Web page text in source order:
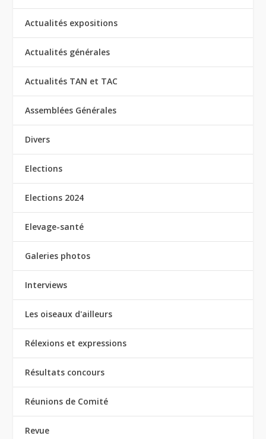
Actualités expositions
Actualités générales
Actualités TAN et TAC
Assemblées Générales
Divers
Elections
Elections 2024
Elevage-santé
Galeries photos
Interviews
Les oiseaux d'ailleurs
Rélexions et expressions
Résultats concours
Réunions de Comité
Revue